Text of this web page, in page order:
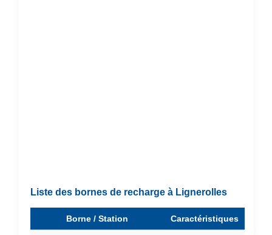
Liste des bornes de recharge à Lignerolles
Borne / Station Caractéristiques